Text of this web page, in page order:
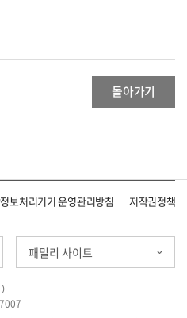
돌아가기
보처리기기 운영관리방침 저작권정책
패밀리 사이트
)